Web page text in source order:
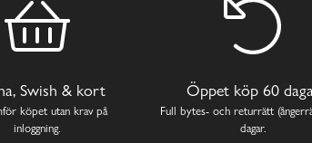
Swish & kort
köpet utan krav på
inloggning.
Öppet köp 60
Full bytes- och returrätt
dagar.